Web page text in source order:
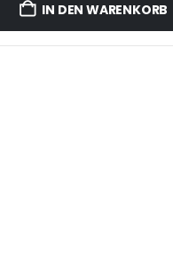
IN DEN WARENKORB